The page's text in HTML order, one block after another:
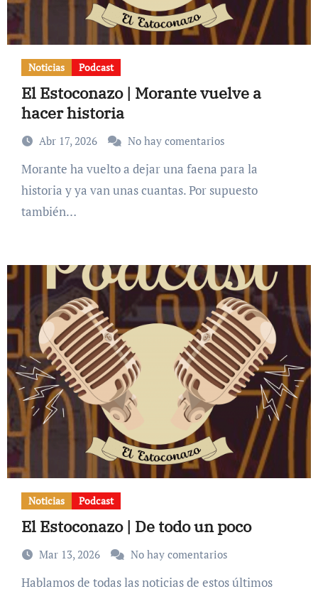
Noticias Podcast
El Estoconazo | Morante vuelve a
hacer historia
Abr 17, 2026 No hay comentarios
Morante ha vuelto a dejar una faena para la
historia y ya van unas cuantas. Por supuesto
también…
Noticias Podcast
El Estoconazo | De todo un poco
Mar 13, 2026 No hay comentarios
Hablamos de todas las noticias de estos últimos